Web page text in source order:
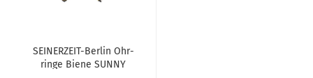
SEINERZEIT-​​Ber­lin Ohr­
rin­ge Biene SUNNY